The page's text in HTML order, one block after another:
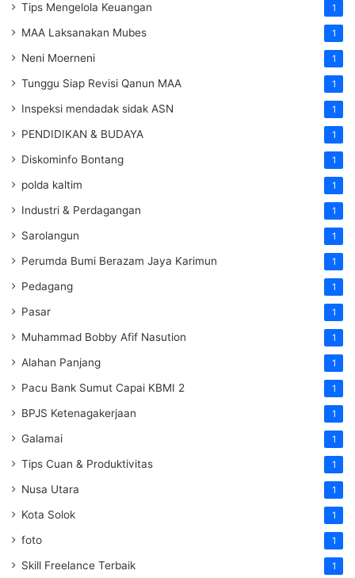
Tips Mengelola Keuangan 1
MAA Laksanakan Mubes 1
Neni Moerneni 1
Tunggu Siap Revisi Qanun MAA 1
Inspeksi mendadak sidak ASN 1
PENDIDIKAN & BUDAYA 1
Diskominfo Bontang 1
polda kaltim 1
Industri & Perdagangan 1
Sarolangun 1
Perumda Bumi Berazam Jaya Karimun 1
Pedagang 1
Pasar 1
Muhammad Bobby Afif Nasution 1
Alahan Panjang 1
Pacu Bank Sumut Capai KBMI 2 1
BPJS Ketenagakerjaan 1
Galamai 1
Tips Cuan & Produktivitas 1
Nusa Utara 1
Kota Solok 1
foto 1
Skill Freelance Terbaik 1